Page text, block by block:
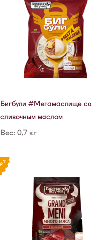
Бигбули #Мегамаслище со
сливочным маслом
Вес: 0,7 кг